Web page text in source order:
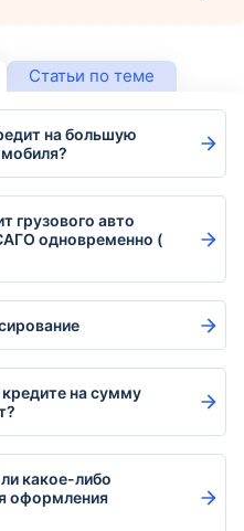
Статьи по теме
на большую
грузового авто
одновременно (
на сумму
какое-либо
оформления